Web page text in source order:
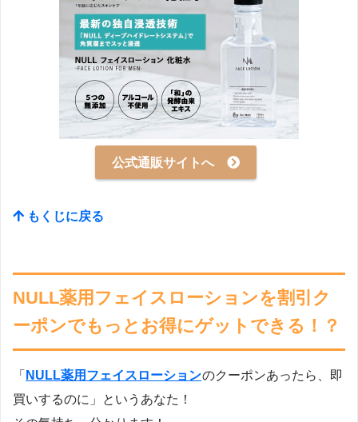
公式通販サイトへ
もくじに戻る
NULL薬用フェイスローションを割引ク
ーポンでもっとお得にゲットできる！？
「 NULL薬用フェイスローションのクーポンあったら、即
買いするのに」というあなた！